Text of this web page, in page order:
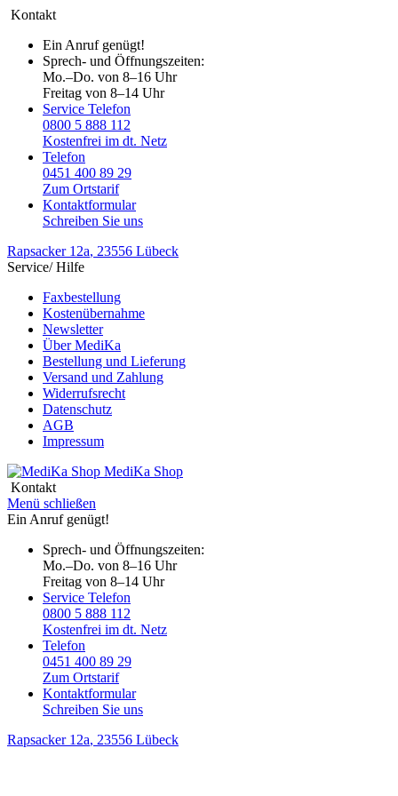
Kontakt
Ein Anruf genügt!
Sprech- und Öffnungszeiten:
Mo.–Do. von 8–16 Uhr
Freitag von 8–14 Uhr
Service Telefon
0800 5 888 112
Kostenfrei im dt. Netz
Telefon
0451 400 89 29
Zum Ortstarif
Kontaktformular
Schreiben Sie uns
Rapsacker 12a, 23556 Lübeck
Service/ Hilfe
Faxbestellung
Kostenübernahme
Newsletter
Über MediKa
Bestellung und Lieferung
Versand und Zahlung
Widerrufsrecht
Datenschutz
AGB
Impressum
MediKa Shop
Kontakt
Menü schließen
Ein Anruf genügt!
Sprech- und Öffnungszeiten:
Mo.–Do. von 8–16 Uhr
Freitag von 8–14 Uhr
Service Telefon
0800 5 888 112
Kostenfrei im dt. Netz
Telefon
0451 400 89 29
Zum Ortstarif
Kontaktformular
Schreiben Sie uns
Rapsacker 12a, 23556 Lübeck